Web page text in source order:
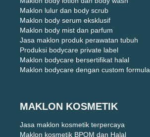
Maklon lulur dan body scrub
Maklon body serum eksklusif
Maklon body mist dan parfum
Jasa maklon produk perawatan tubuh
Produksi bodycare private label
Maklon bodycare bersertifikat halal
Maklon bodycare dengan custom formula
MAKLON KOSMETIK
Jasa maklon kosmetik terpercaya
Maklon kosmetik BPOM dan Halal